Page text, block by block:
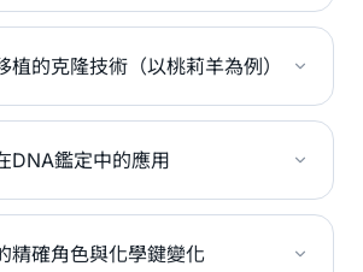
植的克隆技術（以桃莉羊為例）
DNA鑑定中的應用
精確角色與化學鍵變化